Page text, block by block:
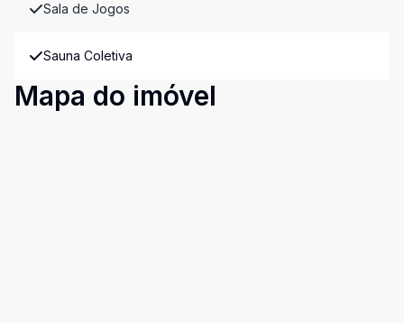
Sala de Jogos
Sauna Coletiva
Mapa do imóvel